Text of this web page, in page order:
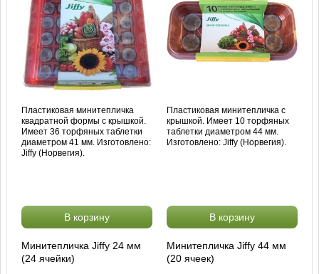
Пластиковая минитепличка
квадратной формы с крышкой.
Имеет 36 торфяных таблетки
диаметром 41 мм. Изготовлено:
Jiffy (Норвегия).
В корзину
Пластиковая минитепличка с
крышкой. Имеет 10 торфяных
таблетки диаметром 44 мм.
Изготовлено: Jiffy (Норвегия).
В корзину
Минитепличка Jiffy 24 мм
(24 ячейки)
Минитепличка Jiffy 44 мм
(20 ячеек)